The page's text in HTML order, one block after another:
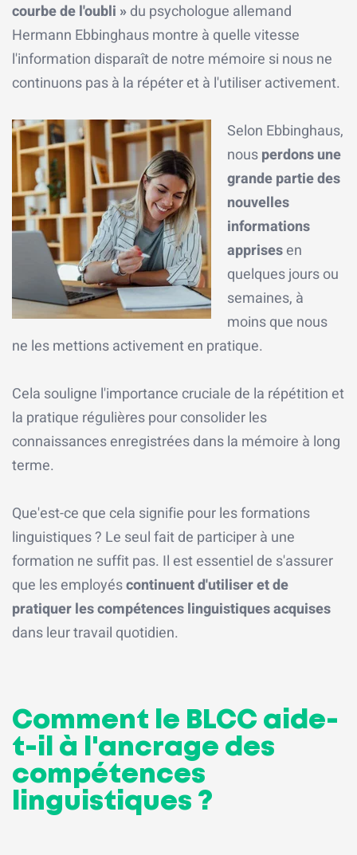
courbe de l'oubli »du psychologue allemand
Hermann Ebbinghaus montre à quelle vitesse
l'information disparaît de notre mémoire si nous ne
continuons pas à la répéter et à l'utiliser activement.
Selon Ebbinghaus,
nousperdons une
grande partie des
nouvelles
informations
apprisesen
quelques jours ou
semaines, à
moins que nous
ne les mettions activement en pratique.
Cela souligne l'importance cruciale de la répétition et
la pratique régulières pour consolider les
connaissances enregistrées dans la mémoire à long
terme.
Que'est-ce que cela signifie pour les formations
linguistiques ? Le seul fait de participer à une
formation ne suffit pas. Il est essentiel de s'assurer
que les employéscontinuent d'utiliser et de
pratiquer les compétences linguistiques acquises
dans leur travail quotidien.
Comment le BLCC aide-
t-il à l'ancrage des
compétences
linguistiques ?